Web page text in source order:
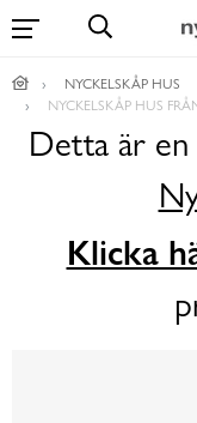
NYCKELSKÅP HUS
NYCKELSKÅP HUS
Detta är
Klicka